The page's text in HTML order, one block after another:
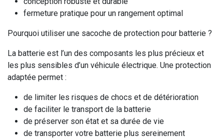
fermeture pratique pour un rangement optimal
Pourquoi utiliser une sacoche de protection pour batterie ?
La batterie est l’un des composants les plus précieux et
les plus sensibles d’un véhicule électrique. Une protection
adaptée permet :
de limiter les risques de chocs et de détérioration
de faciliter le transport de la batterie
de préserver son état et sa durée de vie
de transporter votre batterie plus sereinement